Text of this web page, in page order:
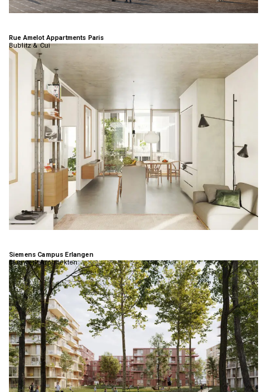
Rue Amelot Appartments Paris
Bublitz & Cui
Siemens Campus Erlangen
Blauwerk Architekten